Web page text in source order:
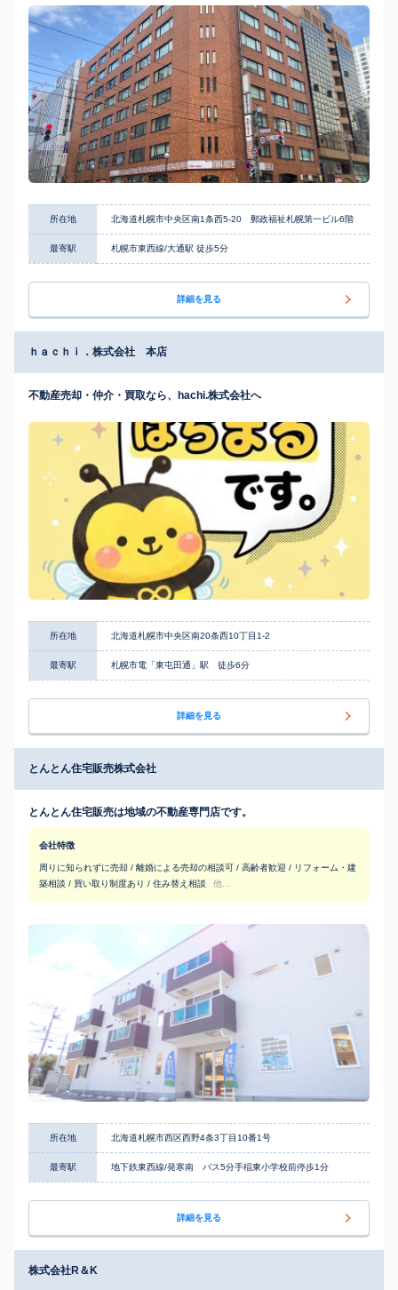
所在地 北海道札幌市中央区南1条西5-20 郵政福祉札幌第一ビル6階
最寄駅 札幌市東西線/大通駅 徒歩5分
詳細を見る
ｈａｃｈｉ．株式会社 本店
不動産売却・仲介・買取なら、hachi.株式会社へ
所在地 北海道札幌市中央区南20条西10丁目1-2
最寄駅 札幌市電「東屯田通」駅 徒歩6分
詳細を見る
とんとん住宅販売株式会社
とんとん住宅販売は地域の不動産専門店です。
会社特徴
周りに知られずに売却 / 離婚による売却の相談可 / 高齢者歓迎 / リフォーム・建
築相談 / 買い取り制度あり / 住み替え相談
他...
所在地 北海道札幌市西区西野4条3丁目10番1号
最寄駅 地下鉄東西線/発寒南 バス5分手稲東小学校前停歩1分
詳細を見る
株式会社R＆K